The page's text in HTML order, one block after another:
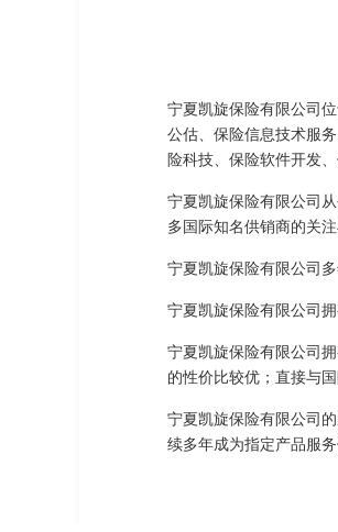
宁夏凯旋保险有限公司
公估、保险信息技术服
险科技、保险软件开发
宁夏凯旋保险有限公司
多国际知名供销商的关注
宁夏凯旋保险有限公司
宁夏凯旋保险有限公司
宁夏凯旋保险有限公司
的性价比较优；直接与
宁夏凯旋保险有限公司
续多年成为指定产品服务